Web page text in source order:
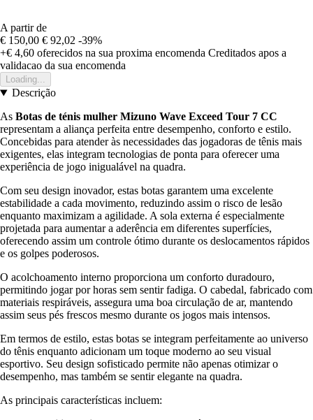
A partir de
€ 150,00 € 92,02 -39%
+€ 4,60 oferecidos na sua proxima encomenda Creditados apos a
validacao da sua encomenda
Loading...
Descrição
As Botas de ténis mulher Mizuno Wave Exceed Tour 7 CC
representam a aliança perfeita entre desempenho, conforto e estilo.
Concebidas para atender às necessidades das jogadoras de tênis mais
exigentes, elas integram tecnologias de ponta para oferecer uma
experiência de jogo inigualável na quadra.
Com seu design inovador, estas botas garantem uma excelente
estabilidade a cada movimento, reduzindo assim o risco de lesão
enquanto maximizam a agilidade. A sola externa é especialmente
projetada para aumentar a aderência em diferentes superfícies,
oferecendo assim um controle ótimo durante os deslocamentos rápidos
e os golpes poderosos.
O acolchoamento interno proporciona um conforto duradouro,
permitindo jogar por horas sem sentir fadiga. O cabedal, fabricado com
materiais respiráveis, assegura uma boa circulação de ar, mantendo
assim seus pés frescos mesmo durante os jogos mais intensos.
Em termos de estilo, estas botas se integram perfeitamente ao universo
do tênis enquanto adicionam um toque moderno ao seu visual
esportivo. Seu design sofisticado permite não apenas otimizar o
desempenho, mas também se sentir elegante na quadra.
As principais características incluem: